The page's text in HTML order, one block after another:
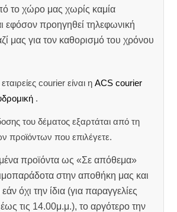
το χώρο μας χωρίς καμία
εφόσον προηγηθεί τηλεφωνική
μας για τον καθορισμό του χρόνου
courier είναι ηACS courier
.
του δέματος εξαρτάται από τη
προϊόντων που επιλέγετε.
προϊόντα ως «Σε απόθεμα»
στην αποθήκη μας και
όχι την ίδια (για παραγγελίες
τις 14.00μ.μ.), το αργότερο την